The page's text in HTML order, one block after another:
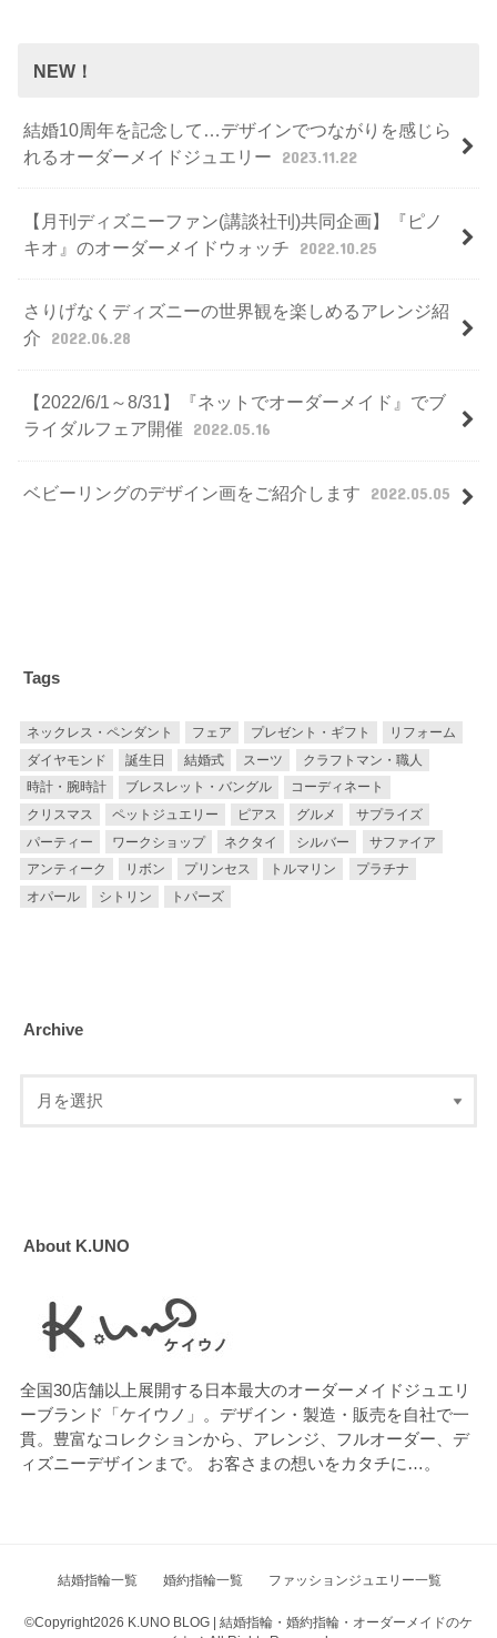
NEW！
結婚10周年を記念して…デザインでつながりを感じら
れるオーダーメイドジュエリー
2023.11.22
【月刊ディズニーファン(講談社刊)共同企画】『ピノ
キオ』のオーダーメイドウォッチ
2022.10.25
さりげなくディズニーの世界観を楽しめるアレンジ紹
介
2022.06.28
【2022/6/1～8/31】『ネットでオーダーメイド』でブ
ライダルフェア開催
2022.05.16
ベビーリングのデザイン画をご紹介します 2022.05.05
Tags
ネックレス・ペンダント フェア プレゼント・ギフト
リフォーム
ダイヤモンド
誕生日 結婚式 スーツ
クラフトマン・職人
時計・腕時計
ブレスレット・バングル
コーディネート
クリスマス
ペットジュエリー ピアス グルメ
サプライズ
パーティー
ワークショップ ネクタイ シルバー
サファイア
アンティーク
リボン プリンセス トルマリン
プラチナ
オパール
シトリン トパーズ
Archive
About K.UNO
全国30店舗以上展開する日本最大のオーダーメイドジュエリ
ーブランド「ケイウノ」。デザイン・製造・販売を自社で一
貫。豊富なコレクションから、アレンジ、フルオーダー、デ
ィズニーデザインまで。 お客さまの想いをカタチに…。
結婚指輪一覧 婚約指輪一覧 ファッションジュエリー一覧
©Copyright2026 K.UNO BLOG | 結婚指輪・婚約指輪・オーダーメイドのケ